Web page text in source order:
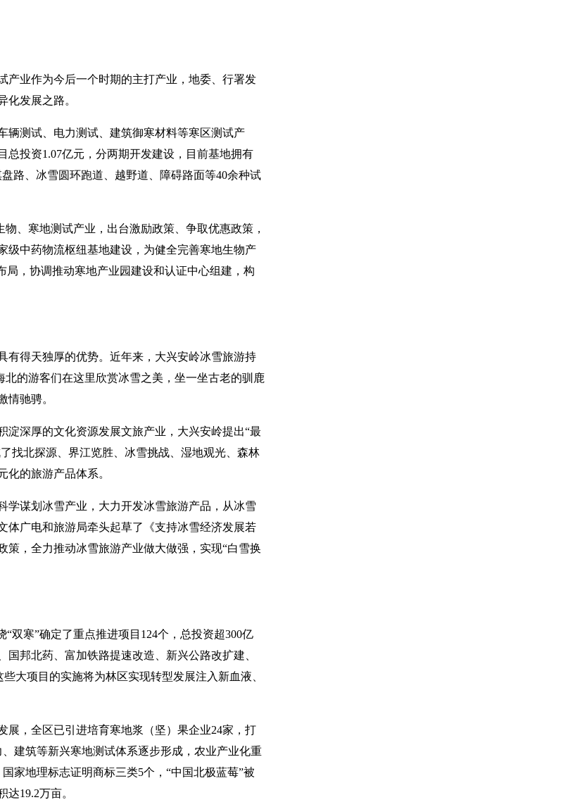
产业作为今后一个时期的主打产业，地委、行署发
化发展之路。
辆测试、电力测试、建筑御寒材料等寒区测试产
投资1.07亿元，分两期开发建设，目前基地拥有
路、冰雪圆环跑道、越野道、障碍路面等40余种试
、寒地测试产业，出台激励政策、争取优惠政策，
级中药物流枢纽基地建设，为健全完善寒地生物产
局，协调推动寒地产业园建设和认证中心组建，构
有得天独厚的优势。近年来，大兴安岭冰雪旅游持
北的游客们在这里欣赏冰雪之美，坐一坐古老的驯鹿
情驰骋。
深厚的文化资源发展文旅产业，大兴安岭提出“最
找北探源、界江览胜、冰雪挑战、湿地观光、森林
化的旅游产品体系。
学谋划冰雪产业，大力开发冰雪旅游产品，从冰雪
体广电和旅游局牵头起草了《支持冰雪经济发展若
，全力推动冰雪旅游产业做大做强，实现“白雪换
双寒”确定了重点推进项目124个，总投资超300亿
邦北药、富加铁路提速改造、新兴公路改扩建、
大项目的实施将为林区实现转型发展注入新血液、
，全区已引进培育寒地浆（坚）果企业24家，打
建筑等新兴寒地测试体系逐步形成，农业产业化重
家地理标志证明商标三类5个，“中国北极蓝莓”被
19.2万亩。